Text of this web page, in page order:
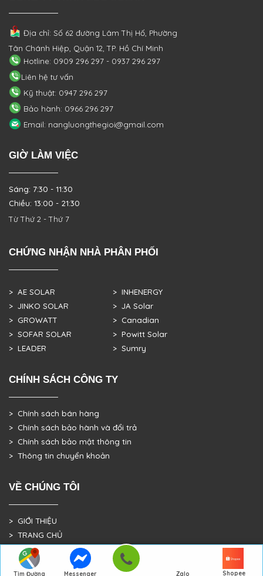
Tìm Đường Messenger Zalo Shopee
Địa chỉ: Số 62 đường Lâm Thị Hố, Phường
Tân Chánh Hiệp, Quận 12, TP. Hồ Chí Minh
Hotline: 0909 296 297 - 0937 296 297
Liên hệ tư vấn
Kỹ thuật: 0947 296 297
Bảo hành: 0966 296 297
Email: nangluongthegioi@gmail.com
GIỜ LÀM VIỆC
Sáng: 7:30 - 11:30
Chiều: 13:00 - 21:30
Từ Thứ 2 - Thứ 7
CHỨNG NHẬN NHÀ PHÂN PHỐI
> AE SOLAR
> JINKO SOLAR
> GROWATT
> SOFAR SOLAR
> LEADER
> INHENERGY
> JA Solar
> Canadian
> Powitt Solar
> Sumry
CHÍNH SÁCH CÔNG TY
> Chính sách bán hàng
> Chính sách bảo hành và đổi trả
> Chính sách bảo mật thông tin
> Thông tin chuyển khoản
VỀ CHÚNG TÔI
> GIỚI THIỆU
> TRANG CHỦ
> DỰ ÁN THỰC TẾ